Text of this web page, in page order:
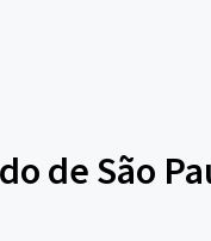
de São